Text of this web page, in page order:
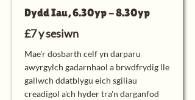
Dydd Iau, 6.30yp - 8.30yp
£7 y sesiwn
Mae'r dosbarth celf yn darparu
awyrgylch gadarnhaol a brwdfrydig lle
gallwch ddatblygu eich sgiliau
creadigol a'ch hyder tra'n darganfod